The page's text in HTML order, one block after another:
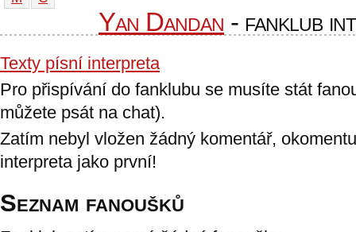
Yan Dandan - fanklub
Texty písní interpreta
Pro přispívání do fanklubu se musíte stát
můžete psát na chat).
Zatím nebyl vložen žádný komentář,
interpreta jako první!
Seznam fanoušků